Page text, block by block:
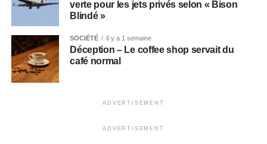
verte pour les jets privés selon « Bison
Blindé »
SOCIÉTÉ Il y a 1 semaine
Déception – Le coffee shop servait du
café normal
ADVERTISEMENT
ADVERTISEMENT